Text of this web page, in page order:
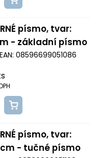
písmo, tvar:
- základní písmo
EAN: 08596699051086
písmo, tvar:
cm - tučné písmo